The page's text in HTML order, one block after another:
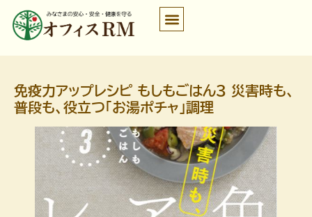
免疫力アップレシピ もしもごはん3 災害時も、
普段も、役立つ「お湯ポチャ」調理